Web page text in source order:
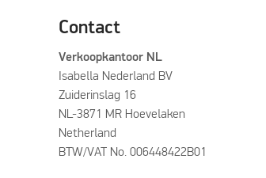
Contact
Verkoopkantoor NL
Isabella Nederland BV
Zuiderinslag 16
NL-3871 MR Hoevelaken
Netherland
BTW/VAT No. 006448422B01